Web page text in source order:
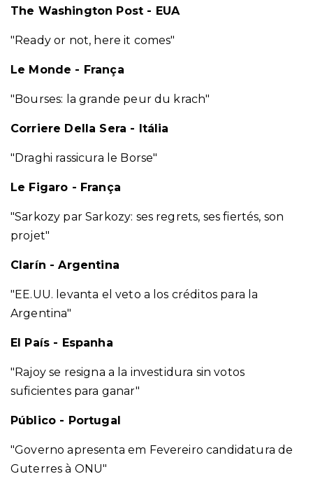
The Washington Post - EUA
"Ready or not, here it comes"
Le Monde - França
"Bourses: la grande peur du krach"
Corriere Della Sera - Itália
"Draghi rassicura le Borse"
Le Figaro - França
"Sarkozy par Sarkozy: ses regrets, ses fiertés, son
projet"
Clarín - Argentina
"EE.UU. levanta el veto a los créditos para la
Argentina"
El País - Espanha
"Rajoy se resigna a la investidura sin votos
suficientes para ganar"
Público - Portugal
"Governo apresenta em Fevereiro candidatura de
Guterres à ONU"